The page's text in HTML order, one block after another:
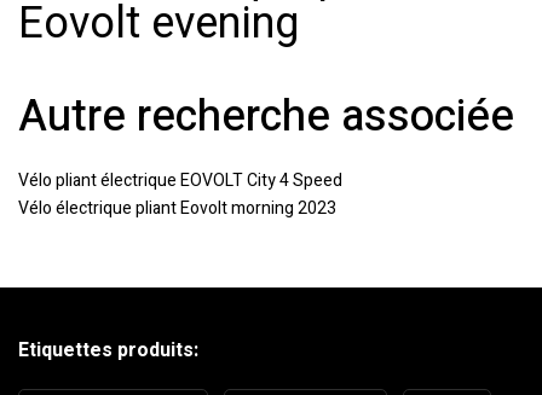
Eovolt evening
Autre recherche associée
Vélo pliant électrique EOVOLT City 4 Speed
Vélo électrique pliant Eovolt morning 2023
Etiquettes produits: